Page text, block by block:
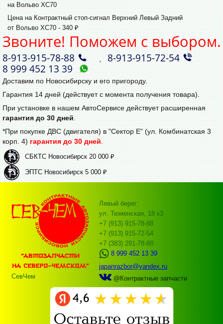
на Вольво ХС70
Цена на Контрактный стоп-сигнал Верхний Левый Задний
от Вольво ХС70 - 340 ₽
Звоните! Поможем с выбором.
8‑913‑915‑78‑88 ,8‑913‑915‑72‑54
8 999 452 13 39
Доставим по Новосибирску и его пригороду.
Гарантия 14 дней (действует с момента получения товара).
При установке в нашем АвтоСервисе действует расширенная
гарантия до 30 дней.
*При покупке ДВС (двигателя) в "Сектор Е" (ул. Комбинатская 3
корп. 4)гарантия до 30 дней.
СБКТС Новосибирск 20 000 ₽
ЭПТС Новосибирск 5 000 ₽
СевЧем
Левый берег:
ул. Тюменская, 18 к3
+7 (913) 915-78-88
+7 (913) 915-72-54
+7 (383) 291-78-88
8 999 452 13 39
japanrazbor@yandex.ru
@Контрактные запчасти